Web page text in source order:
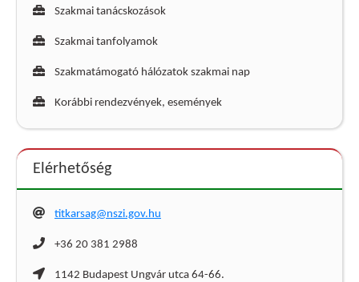
Szakmai tanácskozások
Szakmai tanfolyamok
Szakmatámogató hálózatok szakmai nap
Korábbi rendezvények, események
Elérhetőség
titkarsag@nszi.gov.hu
+36 20 381 2988
1142 Budapest Ungvár utca 64-66.